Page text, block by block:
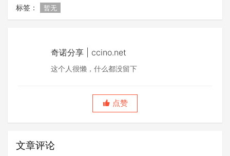
标签： 暂无
奇诺分享 | ccino.net
这个人很懒，什么都没留下
点赞
文章评论